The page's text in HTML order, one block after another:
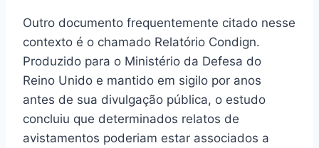
Outro documento frequentemente citado nesse
contexto é o chamado Relatório Condign.
Produzido para o Ministério da Defesa do
Reino Unido e mantido em sigilo por anos
antes de sua divulgação pública, o estudo
concluiu que determinados relatos de
avistamentos poderiam estar associados a